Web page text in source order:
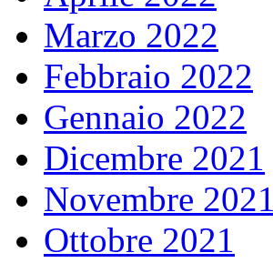
Marzo 2022
Febbraio 2022
Gennaio 2022
Dicembre 2021
Novembre 2021
Ottobre 2021